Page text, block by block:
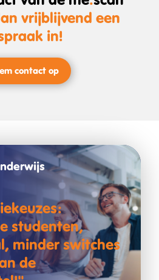
vrijblijvend een
in!
contact op
studenten,
minder switches
de